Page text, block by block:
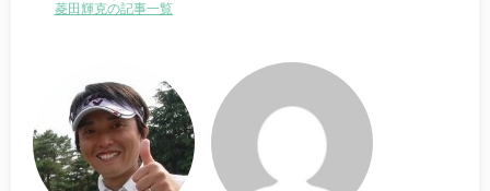
菱田輝克の記事一覧